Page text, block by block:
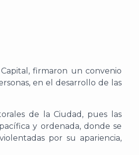
firmaron un convenio
en el desarrollo de las
de la Ciudad, pues las
y ordenada, donde se
por su apariencia,